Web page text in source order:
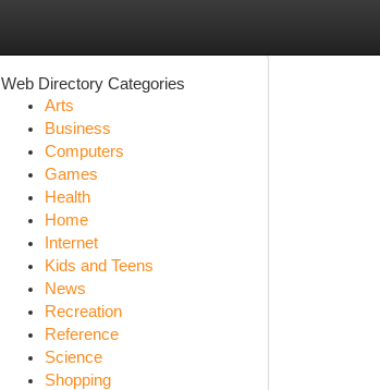
Web Directory Categories
Arts
Business
Computers
Games
Health
Home
Internet
Kids and Teens
News
Recreation
Reference
Science
Shopping